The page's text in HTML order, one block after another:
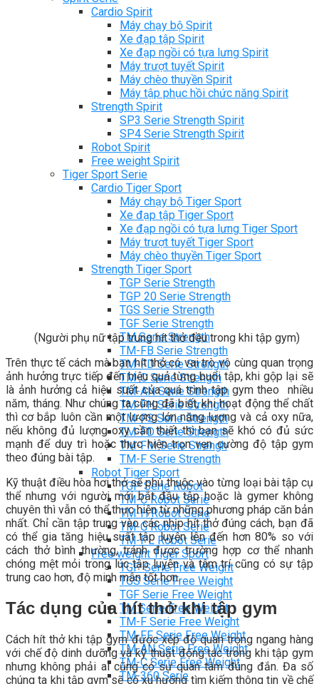
Cardio Spirit
Máy chạy bộ Spirit
Xe đạp tập Spirit
Xe đạp ngồi có tựa lưng Spirit
Máy trượt tuyết Spirit
Máy chèo thuyền Spirit
Máy tập phục hồi chức năng Spirit
Strength Spirit
SP3 Serie Strength Spirit
SP4 Serie Strength Spirit
Robot Spirit
Free weight Spirit
Tiger Sport Serie
Cardio Tiger Sport
Máy chạy bộ Tiger Sport
Xe đạp tập Tiger Sport
Xe đạp ngồi có tựa lưng Tiger Sport
Máy trượt tuyết Tiger Sport
Máy chèo thuyền Tiger Sport
Strength Tiger Sport
TGP Serie Strength
TGP 20 Serie Strength
TGS Serie Strength
TGF Serie Strength
TM Serie Strength
TM-FB Serie Strength
TM-FD Serie Strength
TM-C Serie Strength
TM-AN Serie Strength
TM-FH Serie Strength
TM-FS Serie Strength
TM-FD Serie Strength
TM-FM Serie Strengh
TM-F Serie Strength
Robot Tiger Sport
TGP Serie Robot
TM-C Robot Serie
TM-H Robot Serie
TM-G Robot Serie
TM-PL Robot Serie
Free weight Tiger Sport
TGP Serie Free Weight
TGS Serie Free Weight
TGF Serie Free Weight
TM Serie Free Weight
TM-F Serie Free Weight
TM-FF Serie Free Weight
TM-AN Serie Free Weight
TM-C Serie Free Weight
TM-360 Serie
(Người phụ nữ tập trung hít thở đều trong khi tập gym)
Trên thực tế cách mà bạn hít thở có vai trò vô cùng quan trọng
ảnh hưởng trực tiếp đến hiệu quả từng buổi tập, khi gộp lại sẽ
là ảnh hưởng cả hiệu suất của quá trình tập gym theo nhiều
năm, tháng. Như chúng ta cũng đã biết, khi hoạt động thể chất
thì cơ bắp luôn cần một lượng lớn năng lượng và cả oxy nữa,
nếu không đủ lượng oxy cần thiết thì bạn sẽ khó có đủ sức
mạnh để duy trì hoặc thực hiện trọn vẹn cường độ tập gym
theo đúng bài tập.
Kỹ thuật điều hòa hơi thở sẽ phù thuộc vào từng loại bài tập cụ
thể nhưng với người mới bắt đầu tập hoặc là gymer không
chuyên thì vẫn có thể thực hiện từ những phương pháp căn bản
nhất. Chỉ cần tập trung vào các nhịp hít thở đúng cách, bạn đã
có thể gia tăng hiệu suất tập luyện lên đến hơn 80% so với
cách thở bình thường, tránh được trường hợp cơ thể nhanh
chóng mệt mỏi trong lúc tập luyện và tâm trí cũng có sự tập
trung cao hơn, độ minh mẫn tốt hơn.
Tác dụng của hít thở khi tập gym
Cách hít thở khi tập gym được xếp độ quan trọng ngang hàng
với chế độ dinh dưỡng và kỹ thuật động tác trong khi tập gym
nhưng không phải ai cũng có sự quan tâm đúng đắn. Đa số
chúng ta khi tập gym sẽ có xu hướng tìm kiếm thông tin về chế